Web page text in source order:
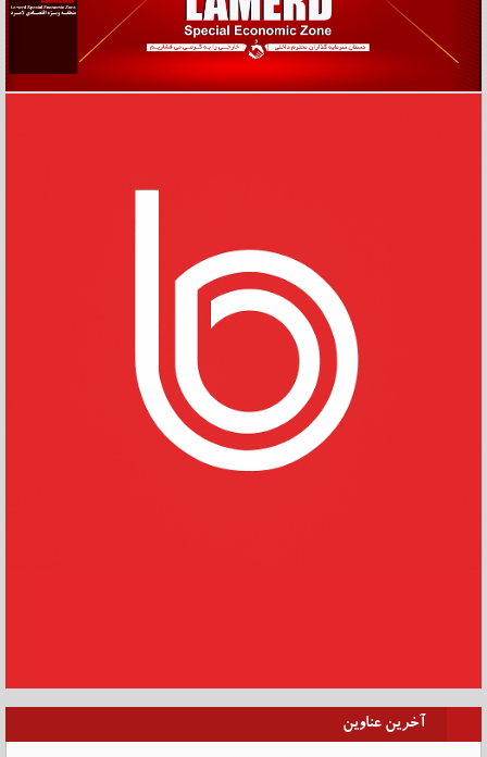
آخرین عناوین